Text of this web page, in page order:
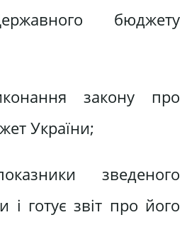
бюджету
закону про
України;
зведеного
і готує звіт про його